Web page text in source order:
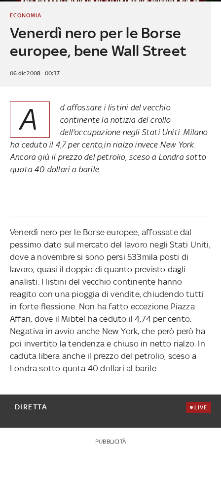
Venerdì nero per le Borse
europee, bene Wall Street
ECONOMIA
06 dic 2008 - 00:37
A
d affossare i listini del vecchio
continente la notizia del crollo
dell'occupazione negli Stati Uniti. Milano
ha ceduto il 4,7 per cento,in rialzo invece New York.
Ancora giù il prezzo del petrolio, sceso a Londra sotto
quota 40 dollari a barile
Venerdì nero per le Borse europee, affossate dal
pessimo dato sul mercato del lavoro negli Stati Uniti,
dove a novembre si sono persi 533mila posti di
lavoro, quasi il doppio di quanto previsto dagli
analisti. I listini del vecchio continente hanno
reagito con una pioggia di vendite, chiudendo tutti
in forte flessione. Non ha fatto eccezione Piazza
Affari, dove il Mibtel ha ceduto il 4,74 per cento.
Negativa in avvio anche New York, che però però ha
poi invertito la tendenza e chiuso in netto rialzo. In
caduta libera anche il prezzo del petrolio, sceso a
Londra sotto quota 40 dollari al barile.
DIRETTA LIVE
PUBBLICITÀ